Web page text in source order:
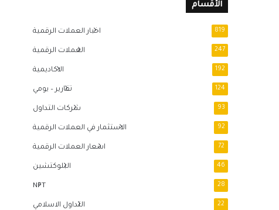
الأقسام
اخبار العملات الرقمية 819
العملات الرقمية 247
الاكاديمية 192
تقارير – يومي 124
شركات التداول 93
الاستثمار في العملات الرقمية 92
اسعار العملات الرقمية 72
البلوكتشين 46
NFT 28
التداول الاسلامي 22